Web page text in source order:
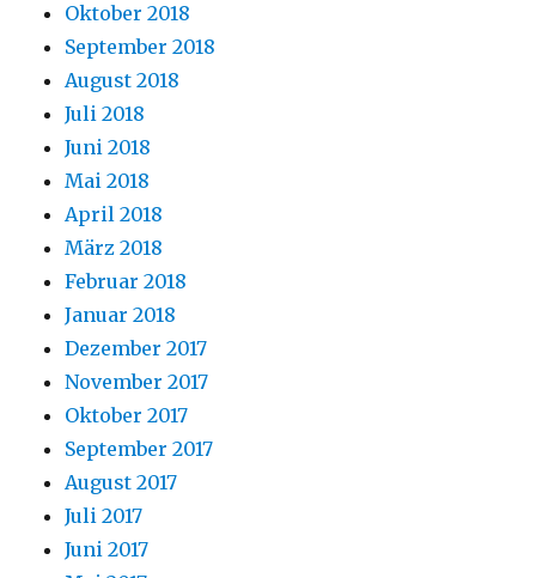
Oktober 2018
September 2018
August 2018
Juli 2018
Juni 2018
Mai 2018
April 2018
März 2018
Februar 2018
Januar 2018
Dezember 2017
November 2017
Oktober 2017
September 2017
August 2017
Juli 2017
Juni 2017